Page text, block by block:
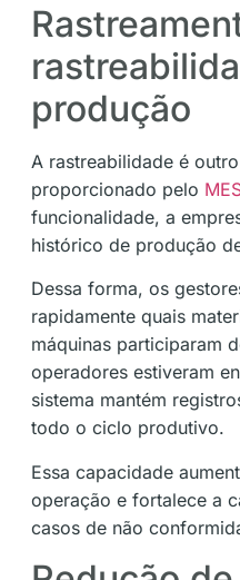
produção
A rastreabilidade é
proporcionado pelo
funcionalidade, a
histórico de produção
Dessa forma, os
rapidamente quais
máquinas participaram
operadores estiveram
sistema mantém
todo o ciclo produtivo.
Essa capacidade
operação e fortalece a
casos de não